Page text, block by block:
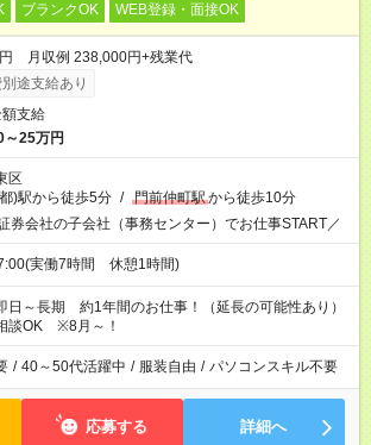
ブランクOK WEB登録・面接OK
月収例 238,000円+残業代
途支給あり
支給
～25万円
区
)駅から徒歩5分 / 門前仲町駅から徒歩10分
券会社の子会社（事務センター）でお仕事START／
実働7時間 休憩1時間)
日～長期 約1年間のお仕事！（延長の可能性あり）
談OK ※8月～！
/ 40～50代活躍中 / 服装自由 / パソコンスキル不要
応募する 詳細へ